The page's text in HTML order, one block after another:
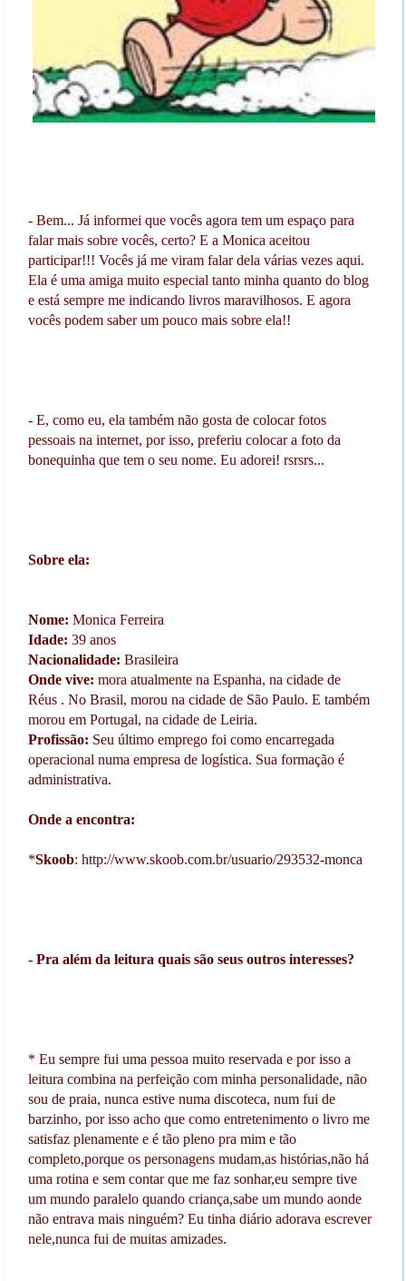
- Bem... Já informei que vocês agora tem um espaço para
falar mais sobre vocês, certo? E a Monica aceitou
participar!!! Vocês já me viram falar dela várias vezes aqui.
Ela é uma amiga muito especial tanto minha quanto do blog
e está sempre me indicando livros maravilhosos. E agora
vocês podem saber um pouco mais sobre ela!!
- E, como eu, ela também não gosta de colocar fotos
pessoais na internet, por isso, preferiu colocar a foto da
bonequinha que tem o seu nome. Eu adorei! rsrsrs...
Sobre ela:
Nome: Monica Ferreira
Idade: 39 anos
Nacionalidade: Brasileira
Onde vive: mora atualmente na Espanha, na cidade de
Réus . No Brasil, morou na cidade de São Paulo. E também
morou em Portugal, na cidade de Leiria.
Profissão: Seu último emprego foi como encarregada
operacional numa empresa de logística. Sua formação é
administrativa.
Onde a encontra:
*Skoob: http://www.skoob.com.br/usuario/293532-monca
- Pra além da leitura quais são seus outros interesses?
* Eu sempre fui uma pessoa muito reservada e por isso a
leitura combina na perfeição com minha personalidade, não
sou de praia, nunca estive numa discoteca, num fui de
barzinho, por isso acho que como entretenimento o livro me
satisfaz plenamente e é tão pleno pra mim e tão
completo,porque os personagens mudam,as histórias,não há
uma rotina e sem contar que me faz sonhar,eu sempre tive
um mundo paralelo quando criança,sabe um mundo aonde
não entrava mais ninguém? Eu tinha diário adorava escrever
nele,nunca fui de muitas amizades.